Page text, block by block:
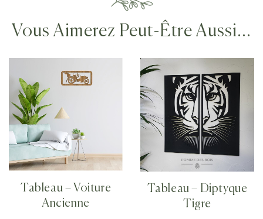
Vous Aimerez Peut-Être Aussi…
Tableau – Voiture
Ancienne
Tableau – Diptyque
Tigre